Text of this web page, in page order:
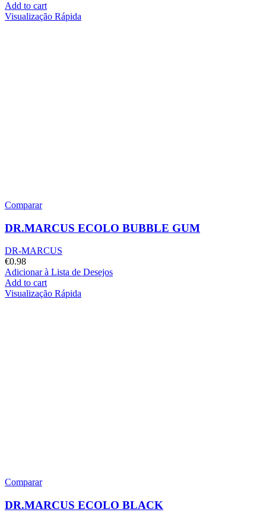
Add to cart
Visualização Rápida
Comparar
DR.MARCUS ECOLO BUBBLE GUM
DR-MARCUS
€0.98
Adicionar à Lista de Desejos
Add to cart
Visualização Rápida
Comparar
DR.MARCUS ECOLO BLACK